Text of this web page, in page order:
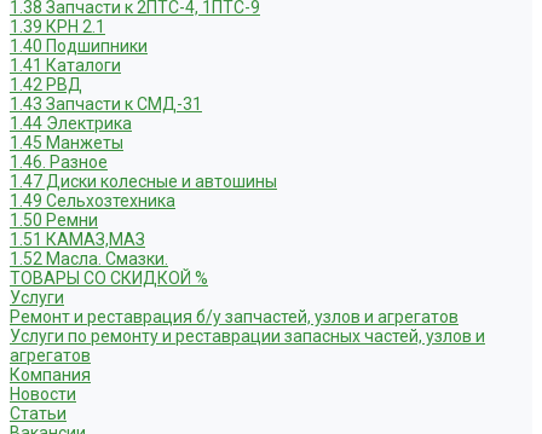
1.38 Запчасти к 2ПТС-4, 1ПТС-9
1.39 КРН 2.1
1.40 Подшипники
1.41 Каталоги
1.42 РВД
1.43 Запчасти к СМД-31
1.44 Электрика
1.45 Манжеты
1.46. Разное
1.47 Диски колесные и автошины
1.49 Сельхозтехника
1.50 Ремни
1.51 КАМАЗ,МАЗ
1.52 Масла. Смазки.
ТОВАРЫ СО СКИДКОЙ %
Услуги
Ремонт и реставрация б/у запчастей, узлов и агрегатов
Услуги по ремонту и реставрации запасных частей, узлов и
агрегатов
Компания
Новости
Статьи